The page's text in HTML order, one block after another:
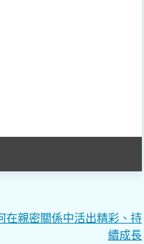
在親密關係中活出精彩、持
續成長